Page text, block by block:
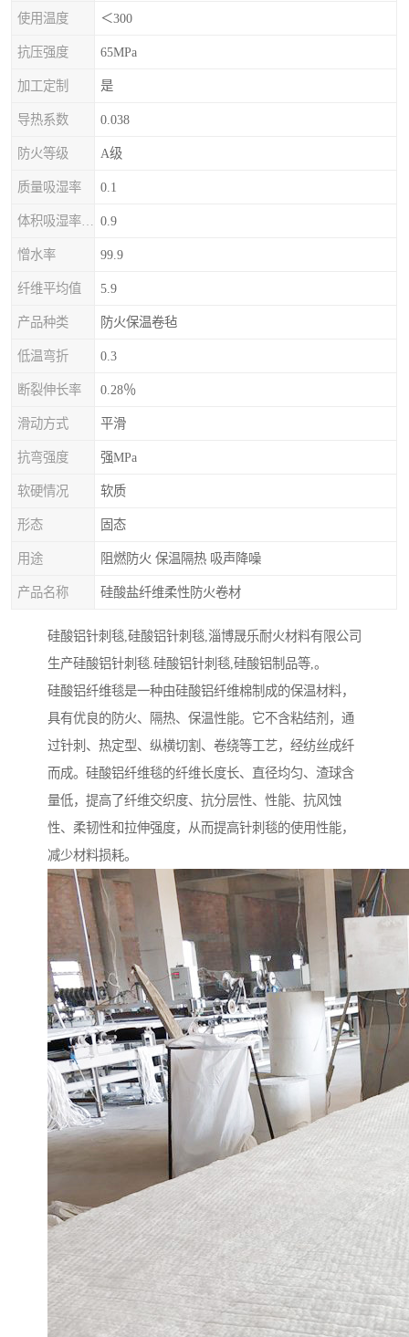
使用温度 ＜300
抗压强度 65MPa
加工定制 是
导热系数 0.038
防火等级 A级
质量吸湿率 0.1
0.9
憎水率 99.9
纤维平均值 5.9
产品种类 防火保温卷毡
低温弯折 0.3
断裂伸长率 0.28％
滑动方式 平滑
抗弯强度 强MPa
软硬情况 软质
形态 固态
用途 阻燃防火 保温隔热 吸声降噪
产品名称 硅酸盐纤维柔性防火卷材
硅酸铝针刺毯,硅酸铝针刺毯,淄博晟乐耐火材料有限公司
生产硅酸铝针刺毯.硅酸铝针刺毯,硅酸铝制品等,。
硅酸铝纤维毯是一种由硅酸铝纤维棉制成的保温材料，
具有优良的防火、隔热、保温性能。它不含粘结剂，通
过针刺、热定型、纵横切割、卷绕等工艺，经纺丝成纤
而成。硅酸铝纤维毯的纤维长度长、直径均匀、渣球含
量低，提高了纤维交织度、抗分层性、性能、抗风蚀
性、柔韧性和拉伸强度，从而提高针刺毯的使用性能，
减少材料损耗。